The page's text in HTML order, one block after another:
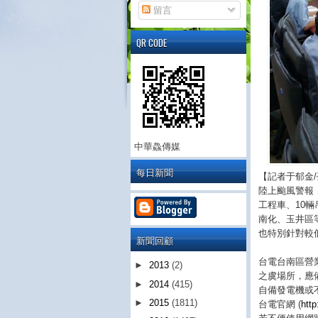
【記者于郁
陸上颱風警報
工程車、10輛
南化、玉井區
也特別針對較
台電台南區營
之虞場所，應
自備發電機或
台電官網 (
留言
QR CODE
中華鱻傳媒
每日新聞
新聞回顧
► 2013 (2)
► 2014 (415)
► 2015 (1811)